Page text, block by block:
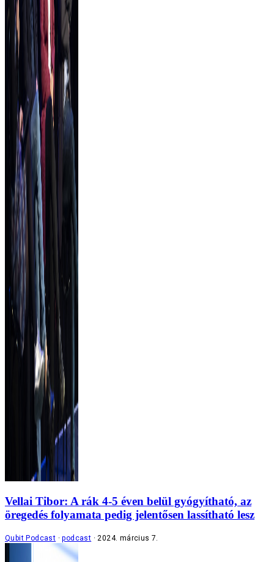
Vellai Tibor: A rák 4-5 éven belül gyógyítható, az
öregedés folyamata pedig jelentősen lassítható lesz
Qubit Podcast podcast 2024. március 7.